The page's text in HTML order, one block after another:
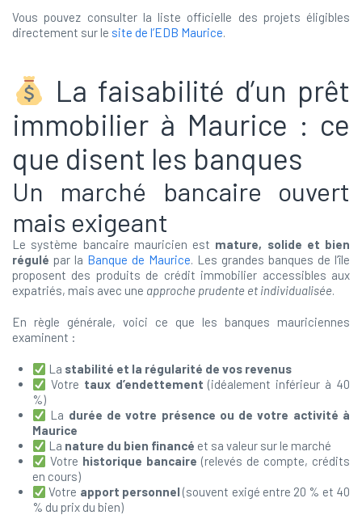
Vous pouvez consulter la liste officielle des projets éligibles
directement sur le site de l’EDB Maurice.
La faisabilité d’un prêt
immobilier à Maurice : ce
que disent les banques
Un marché bancaire ouvert
mais exigeant
Le système bancaire mauricien est mature, solide et bien
régulé par la Banque de Maurice. Les grandes banques de l’île
proposent des produits de crédit immobilier accessibles aux
expatriés, mais avec une approche prudente et individualisée.
En règle générale, voici ce que les banques mauriciennes
examinent :
La stabilité et la régularité de vos revenus
Votre taux d’endettement (idéalement inférieur à 40
%)
La durée de votre présence ou de votre activité à
Maurice
La nature du bien financé et sa valeur sur le marché
Votre historique bancaire (relevés de compte, crédits
en cours)
Votre apport personnel (souvent exigé entre 20 % et 40
% du prix du bien)